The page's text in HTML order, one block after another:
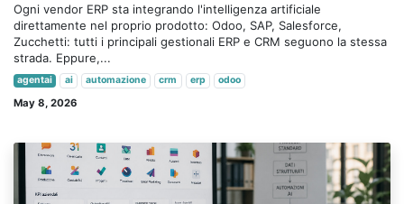
Ogni vendor ERP sta integrando l'intelligenza artificiale
direttamente nel proprio prodotto: Odoo, SAP, Salesforce,
Zucchetti: tutti i principali gestionali ERP e CRM seguono la stessa
strada. Eppure,...
agentai ai automazione crm erp odoo
May 8, 2026